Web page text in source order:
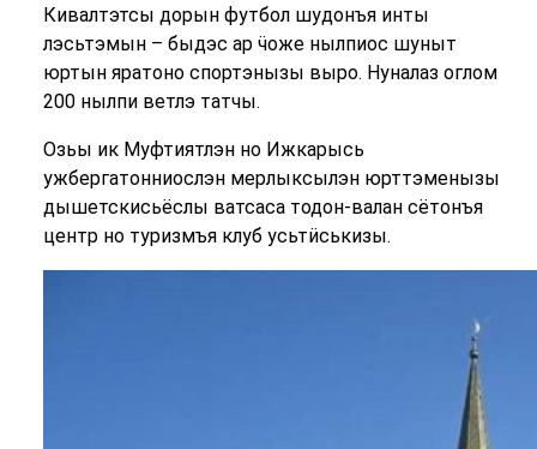
Кивалтэтсы дорын футбол шудонъя инты
лэсьтэмын – быдэс ар ӵоже нылпиос шуныт
юртын яратоно спортэнызы выро. Нуналаз оглом
200 нылпи ветлэ татчы.
Озьы ик Муфтиятлэн но Ижкарысь
ужбергатонниослэн мерлыксылэн юрттэменызы
дышетскисьёслы ватсаса тодон-валан сётонъя
центр но туризмъя клуб усьтӥськизы.